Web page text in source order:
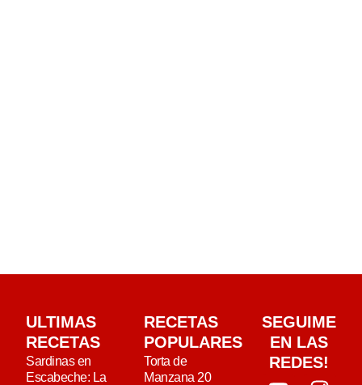
ULTIMAS
RECETAS
Sardinas en
Escabeche: La
RECETAS
POPULARES
Torta de
Manzana 20
SEGUIME
EN LAS
REDES!